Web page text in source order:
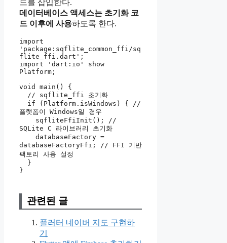
드를 삽입한다.
데이터베이스 액세스는 초기화 코
드 이후에 사용하도록 한다.
import
'package:sqflite_common_ffi/sq
flite_ffi.dart';
import 'dart:io' show
Platform;
void main() {
플랫폼이 Windows일 경우
SQLite C 라이브러리 초기화
databaseFactoryFfi; // FFI 기반
팩토리 사용 설정
}
관련된 글
플러터 네이버 지도 구현하
기